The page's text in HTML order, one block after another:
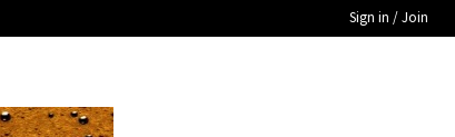
Sign in / Join